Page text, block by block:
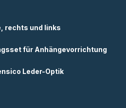
rechts und links
für Anhängevorrichtung
Leder-Optik